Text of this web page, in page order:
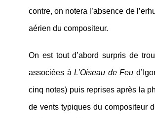
contre, on notera l’absence de
aérien du compositeur.
On est tout d’abord surpris de
associées àL’Oiseau de Feu
cinq notes) puis reprises après la
de vents typiques du compositeur